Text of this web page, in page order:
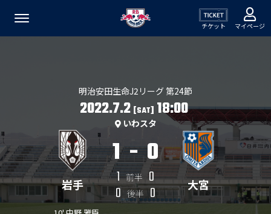
チケット マイページ
明治安田生命J2リーグ 第24節
2022.7.2 [SAT] 18:00
いわスタ
岩手
1 - 0
1 前半 0
0 後半 0 大宮